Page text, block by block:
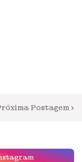
Postagem